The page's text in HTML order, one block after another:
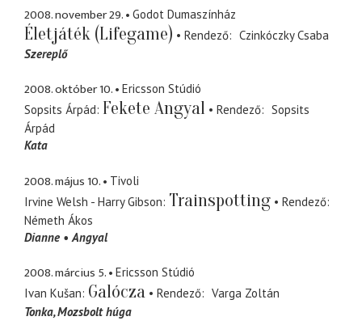
2008. november 29. Godot Dumaszínház
Életjáték (Lifegame) Rendező
Czinkóczky Csaba
Szereplő
2008. október 10.
Ericsson Stúdió
Sopsits Árpád Fekete Angyal Rendező
Sopsits
Árpád
Kata
2008. május 10.
Tivoli
Irvine Welsh - Harry Gibson Trainspotting
Rendező
Németh Ákos
Dianne
Angyal
2008. március 5.
Ericsson Stúdió
Ivan Kušan Galócza Rendező
Varga Zoltán
Tonka Mozsbolt húga